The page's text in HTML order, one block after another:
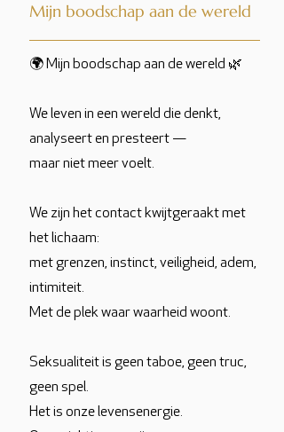
Mijn boodschap aan de wereld
🌍 Mijn boodschap aan de wereld 🌿
We leven in een wereld die denkt,
analyseert en presteert —
maar niet meer voelt.
We zijn het contact kwijtgeraakt met
het lichaam:
met grenzen, instinct, veiligheid, adem,
intimiteit.
Met de plek waar waarheid woont.
Seksualiteit is geen taboe, geen truc,
geen spel.
Het is onze levensenergie.